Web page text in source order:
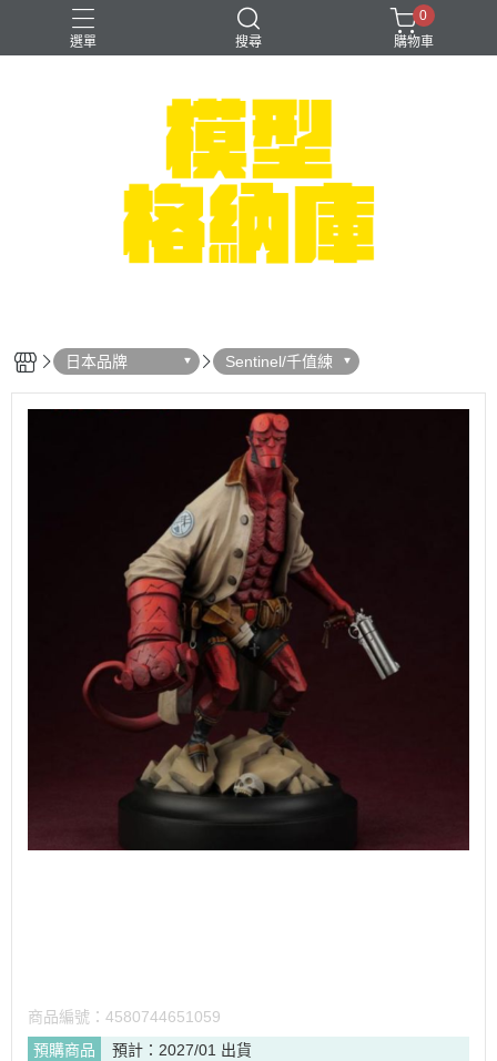
選單 搜尋
可以色色
崩壞：星穹鐵道
0
購物車
日本品牌 Sentinel/千值練
商品編號： 4580744651059
預購商品
預計：2027/01 出貨